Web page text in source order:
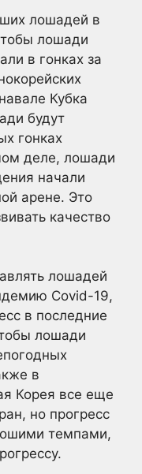
лошадей в
лошади
в гонках за
Кубка
будут
гонках
деле, лошади
начали
арене. Это
качество
лошадей
Covid-19,
в последние
лошади
в
Корея все еще
но прогресс
темпами,